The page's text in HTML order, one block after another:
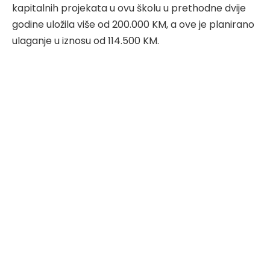
kapitalnih projekata u ovu školu u prethodne dvije
godine uložila više od 200.000 KM, a ove je planirano
ulaganje u iznosu od 114.500 KM.